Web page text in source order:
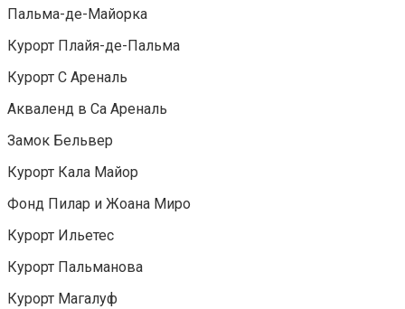
Пальма-де-Майорка
Курорт Плайя-де-Пальма
Курорт С Ареналь
Акваленд в Са Ареналь
Замок Бельвер
Курорт Кала Майор
Фонд Пилар и Жоана Миро
Курорт Ильетес
Курорт Пальманова
Курорт Магалуф